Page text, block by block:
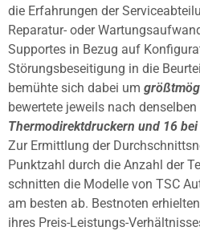
die Erfahrungen der
Reparatur- oder
Supportes in Bezug auf
Störungsbeseitigung in die
bemühte sich dabei um
bewertete jeweils nach
Thermodirektdruckern und 16
Zur Ermittlung der
Punktzahl durch die Anzahl der
schnitten die Modelle von TSC
am besten ab. Bestnoten
ihres Preis-Leistungs-